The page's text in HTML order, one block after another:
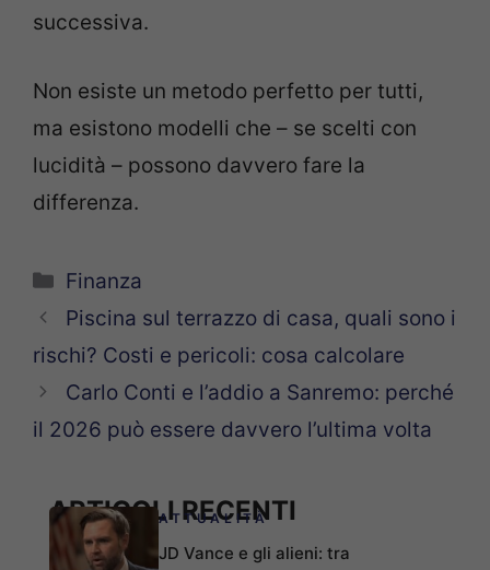
successiva.
Non esiste un metodo perfetto per tutti,
ma esistono modelli che – se scelti con
lucidità – possono davvero fare la
differenza.
Categorie
Finanza
Piscina sul terrazzo di casa, quali sono i
rischi? Costi e pericoli: cosa calcolare
Carlo Conti e l’addio a Sanremo: perché
il 2026 può essere davvero l’ultima volta
ARTICOLI RECENTI
ATTUALITÀ
JD Vance e gli alieni: tra